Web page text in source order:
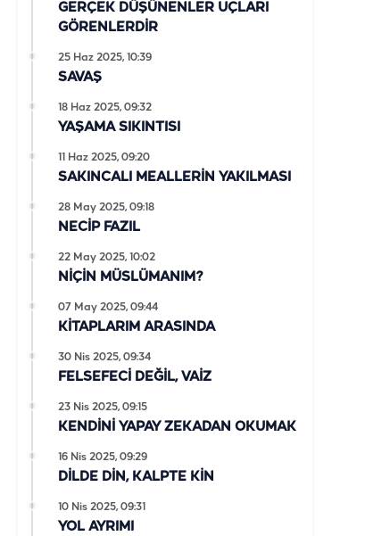
GERÇEK DÜŞÜNENLER UÇLARI
GÖRENLERDİR
SAVAŞ
25 Haz 2025, 10:39
YAŞAMA SIKINTISI
18 Haz 2025, 09:32
SAKINCALI MEALLERİN YAKILMASI
11 Haz 2025, 09:20
NECİP FAZIL
28 May 2025, 09:18
NİÇİN MÜSLÜMANIM?
22 May 2025, 10:02
KİTAPLARIM ARASINDA
07 May 2025, 09:44
FELSEFECİ DEĞİL, VAİZ
30 Nis 2025, 09:34
KENDİNİ YAPAY ZEKADAN OKUMAK
23 Nis 2025, 09:15
DİLDE DİN, KALPTE KİN
16 Nis 2025, 09:29
YOL AYRIMI
10 Nis 2025, 09:31